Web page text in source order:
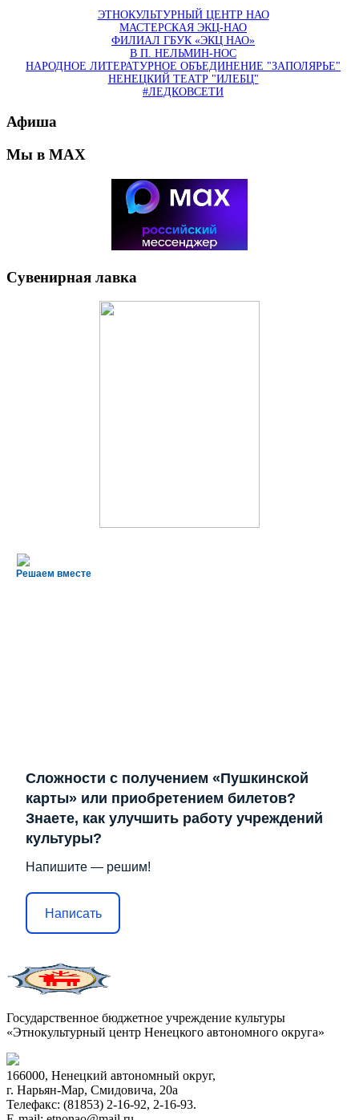
ЭТНОКУЛЬТУРНЫЙ ЦЕНТР НАО
МАСТЕРСКАЯ ЭКЦ-НАО
ФИЛИАЛ ГБУК «ЭКЦ НАО»
В П. НЕЛЬМИН-НОС
НАРОДНОЕ ЛИТЕРАТУРНОЕ ОБЪЕДИНЕНИЕ "ЗАПОЛЯРЬЕ"
НЕНЕЦКИЙ ТЕАТР "ИЛЕБЦ"
#ЛЕДКОВСЕТИ
Афиша
Мы в MAX
Сувенирная лавка
Решаем вместе
Сложности с получением «Пушкинской
карты» или приобретением билетов?
Знаете, как улучшить работу учреждений
культуры?
Напишите — решим!
Написать
Государственное бюджетное учреждение культуры
«Этнокультурный центр Ненецкого автономного округа»
166000, Ненецкий автономный округ,
г. Нарьян-Мар, Смидовича, 20а
Телефакс: (81853) 2-16-92, 2-16-93.